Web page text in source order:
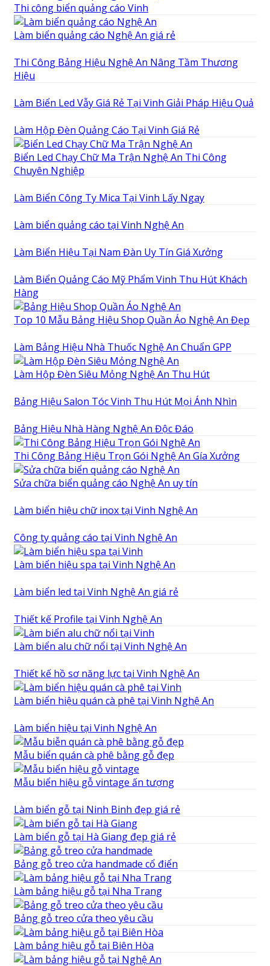
Thi công biển quảng cáo Vinh
Làm biển quảng cáo Nghệ An giá rẻ
Thi Công Bảng Hiệu Nghệ An Nâng Tầm Thương
Hiệu
Làm Biển Led Vẫy Giá Rẻ Tại Vinh Giải Pháp Hiệu Quả
Làm Hộp Đèn Quảng Cáo Tại Vinh Giá Rẻ
Biển Led Chạy Chữ Ma Trận Nghệ An Thi Công
Chuyên Nghiệp
Làm Biển Công Ty Mica Tại Vinh Lấy Ngay
Làm biển quảng cáo tại Vinh Nghệ An
Làm Biển Hiệu Tại Nam Đàn Uy Tín Giá Xưởng
Làm Biển Quảng Cáo Mỹ Phẩm Vinh Thu Hút Khách
Hàng
Top 10 Mẫu Bảng Hiệu Shop Quần Áo Nghệ An Đẹp
Làm Bảng Hiệu Nhà Thuốc Nghệ An Chuẩn GPP
Làm Hộp Đèn Siêu Mỏng Nghệ An Thu Hút
Bảng Hiệu Salon Tóc Vinh Thu Hút Mọi Ánh Nhìn
Bảng Hiệu Nhà Hàng Nghệ An Độc Đáo
Thi Công Bảng Hiệu Trọn Gói Nghệ An Gía Xưởng
Sửa chữa biển quảng cáo Nghệ An uy tín
Làm biển hiệu chữ inox tại Vinh Nghệ An
Công ty quảng cáo tại Vinh Nghệ An
Làm biển hiệu spa tại Vinh Nghệ An
Làm biển led tại Vinh Nghệ An giá rẻ
Thiết kế Profile tại Vinh Nghệ An
Làm biển alu chữ nổi tại Vinh Nghệ An
Thiết kế hồ sơ năng lực tại Vinh Nghệ An
Làm biển hiệu quán cà phê tại Vinh Nghệ An
Làm biển hiệu tại Vinh Nghệ An
Mẫu biển quán cà phê bằng gỗ đẹp
Mẫu biển hiệu gỗ vintage ấn tượng
Làm biển gỗ tại Ninh Binh đẹp giá rẻ
Làm biển gỗ tại Hà Giang đẹp giá rẻ
Bảng gỗ treo cửa handmade cổ điển
Làm bảng hiệu gỗ tại Nha Trang
Bảng gỗ treo cửa theo yêu cầu
Làm bảng hiệu gỗ tại Biên Hòa